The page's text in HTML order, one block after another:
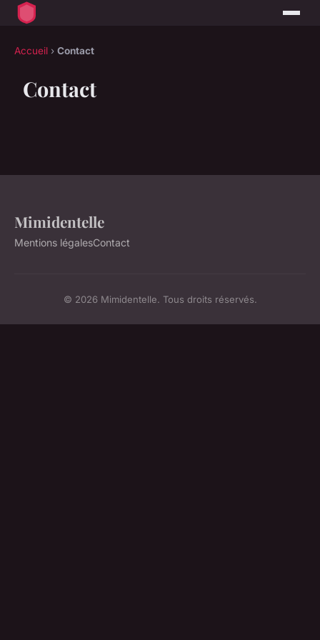
Accueil › Contact
Contact
Mimidentelle
Mentions légalesContact
© 2026 Mimidentelle. Tous droits réservés.